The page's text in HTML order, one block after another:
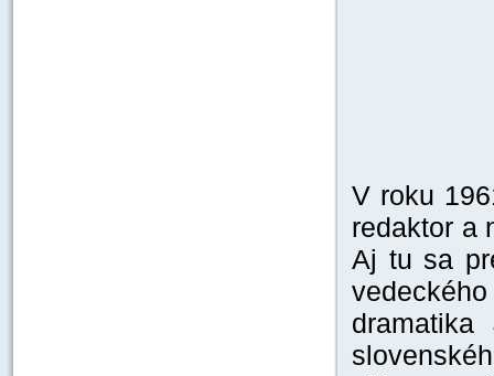
V roku
redaktor a
Aj tu sa